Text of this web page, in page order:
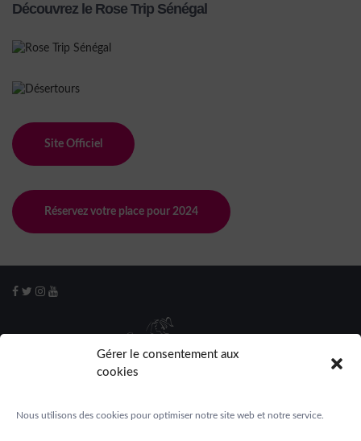
Gérer le consentement aux
cookies
Nous utilisons des cookies pour optimiser notre site web et notre service.
Découvrez le Rose Trip Sénégal
Site Officiel
Réservez votre place pour 2024